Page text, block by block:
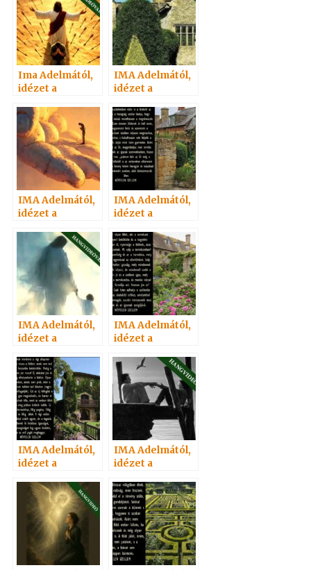
Ima Adelmától,
idézet a
Szellemtől 84.
IMA Adelmától,
idézet a
Szellemtől 61.
IMA Adelmától,
idézet a
Szellemtől 68.
IMA Adelmától,
idézet a
Szellemtől 43.
IMA Adelmától,
idézet a
Szellemtől 82.
IMA Adelmától,
idézet a
Szellemtől 26.
IMA Adelmától,
idézet a
Szellemtől 64.
IMA Adelmától,
idézet a
Szellemtől 74.